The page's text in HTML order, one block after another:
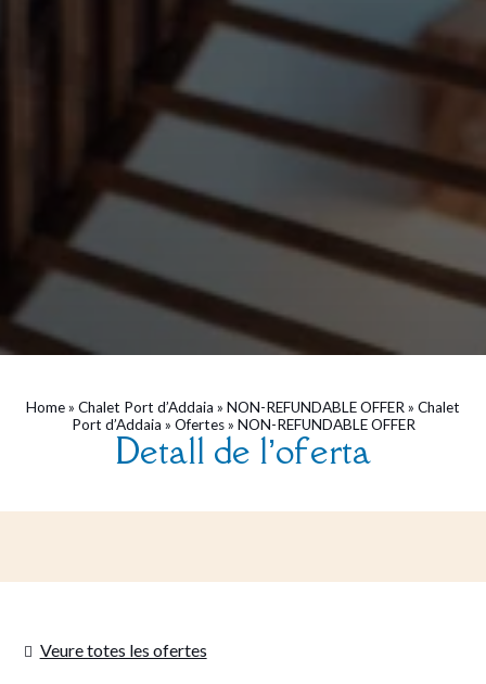
Home» Chalet Port d’Addaia » NON-REFUNDABLE OFFER » Chalet
Port d’Addaia » Ofertes» NON-REFUNDABLE OFFER
Detall de l’oferta
Veure totes les ofertes